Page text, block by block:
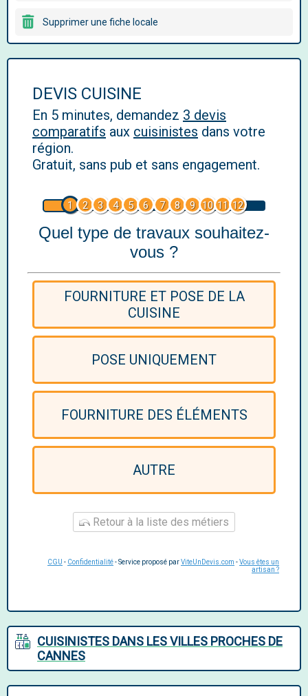
Supprimer une fiche locale
DEVIS CUISINE
En 5 minutes, demandez 3 devis
comparatifs aux cuisinistes dans votre
région.
Gratuit, sans pub et sans engagement.
1 2 3 4 5 6 7 8 9 10 11 12
Quel type de travaux souhaitez-
vous ?
FOURNITURE ET POSE DE LA
CUISINE
POSE UNIQUEMENT
FOURNITURE DES ÉLÉMENTS
AUTRE
Retour à la liste des métiers
CGU - Confidentialité- Service proposé parViteUnDevis.com -Vous êtes un
artisan ?
CUISINISTES DANS LES VILLES PROCHES DE
CANNES